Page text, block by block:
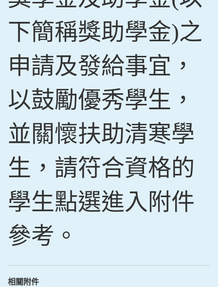
下簡稱獎助學金)之
申請及發給事宜，
以鼓勵優秀學生，
並關懷扶助清寒學
生，請符合資格的
學生點選進入附件
參考。
相關附件